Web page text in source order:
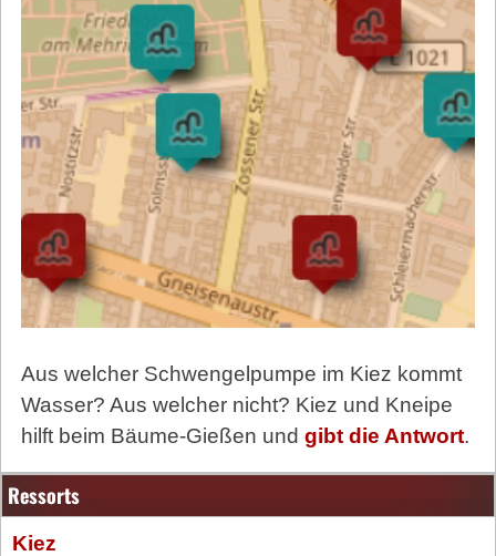
Aus welcher Schwengelpumpe im Kiez kommt
Wasser? Aus welcher nicht? Kiez und Kneipe
hilft beim Bäume-Gießen und gibt die Antwort.
Ressorts
Kiez